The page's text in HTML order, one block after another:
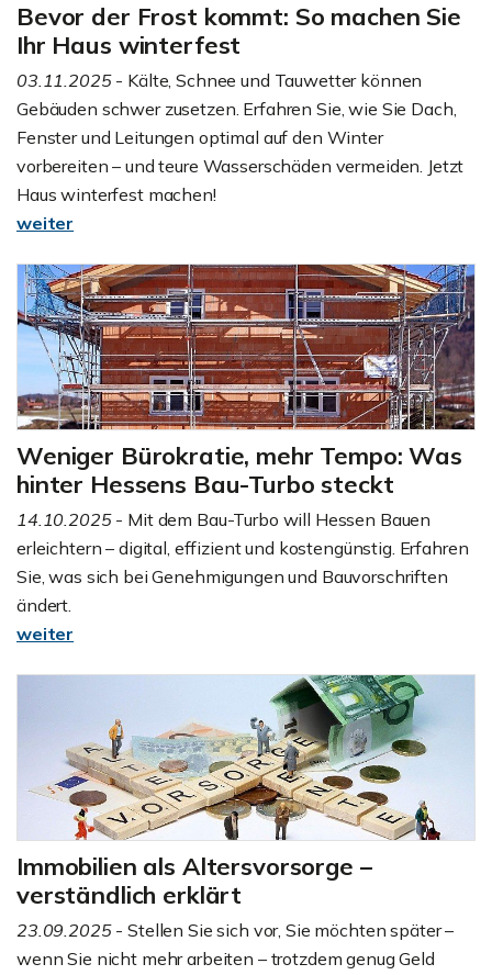
Bevor der Frost kommt: So machen Sie
Ihr Haus winterfest
03.11.2025- Kälte, Schnee und Tauwetter können
Gebäuden schwer zusetzen. Erfahren Sie, wie Sie Dach,
Fenster und Leitungen optimal auf den Winter
vorbereiten – und teure Wasserschäden vermeiden. Jetzt
Haus winterfest machen!
weiter
Weniger Bürokratie, mehr Tempo: Was
hinter Hessens Bau-Turbo steckt
14.10.2025- Mit dem Bau-Turbo will Hessen Bauen
erleichtern – digital, effizient und kostengünstig. Erfahren
Sie, was sich bei Genehmigungen und Bauvorschriften
ändert.
weiter
Immobilien als Altersvorsorge –
verständlich erklärt
23.09.2025- Stellen Sie sich vor, Sie möchten später –
wenn Sie nicht mehr arbeiten – trotzdem genug Geld